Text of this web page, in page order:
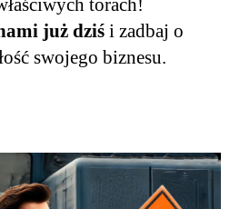
torach!
już dziś i zadbaj o
swojego biznesu.